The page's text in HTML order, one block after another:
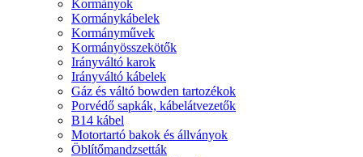
Kormányok
Kormánykábelek
Kormányművek
Kormányösszekötők
Irányváltó karok
Irányváltó kábelek
Gáz és váltó bowden tartozékok
Porvédő sapkák, kábelátvezetők
B14 kábel
Motortartó bakok és állványok
Öblítőmandzsetták